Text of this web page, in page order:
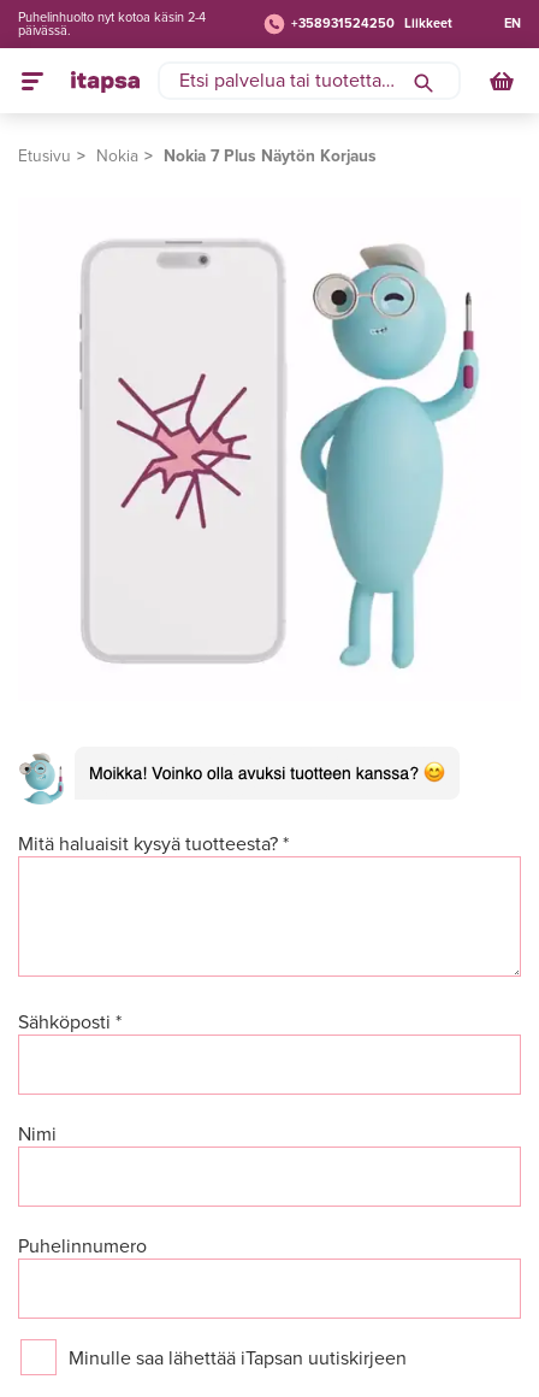
+358931524250 Liikkeet
Puhelinhuolto nyt kotoa käsin 2-4
päivässä.
EN
Etusivu Nokia Nokia 7 Plus Näytön Korjaus
Mitä haluaisit kysyä tuotteesta? *
Sähköposti *
Nimi
Puhelinnumero
Minulle saa lähettää iTapsan uutiskirjeen